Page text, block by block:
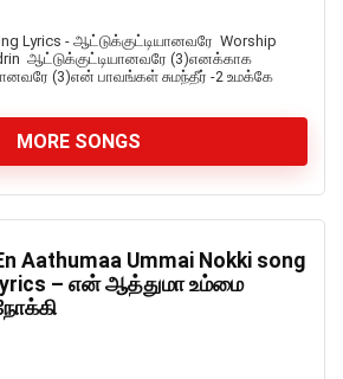
Lyrics - ஆட்டுக்குட்டியானவரே Worship
ஆட்டுக்குட்டியானவரே (3)எனக்காக
(3)என் பாவங்கள் சுமந்தீர் -2 உமக்கே
MORE SONGS
Aathumaa Ummai Nokki song
lyrics – என் ஆத்துமா உம்மை